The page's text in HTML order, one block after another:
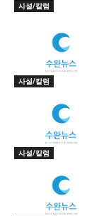
수완뉴스 추
스토어
멤버십 소개
기자단 참여
보도자료
라라프레스
수완뉴스 추
스토어
멤버십 소개
기자단 참여
보도자료
라라프레스
사설/칼럼
사설/칼럼
사설/칼럼